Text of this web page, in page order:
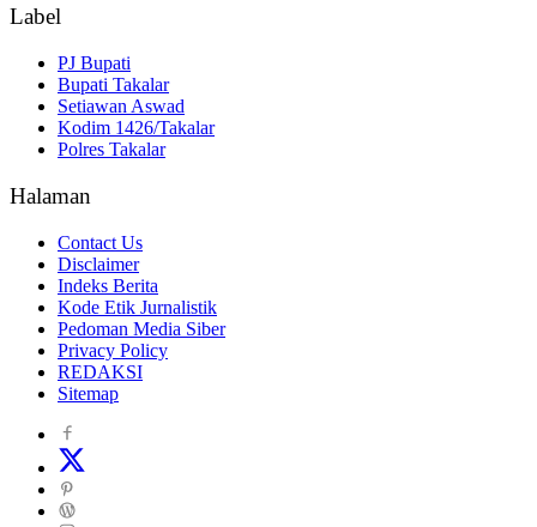
Label
PJ Bupati
Bupati Takalar
Setiawan Aswad
Kodim 1426/Takalar
Polres Takalar
Halaman
Contact Us
Disclaimer
Indeks Berita
Kode Etik Jurnalistik
Pedoman Media Siber
Privacy Policy
REDAKSI
Sitemap